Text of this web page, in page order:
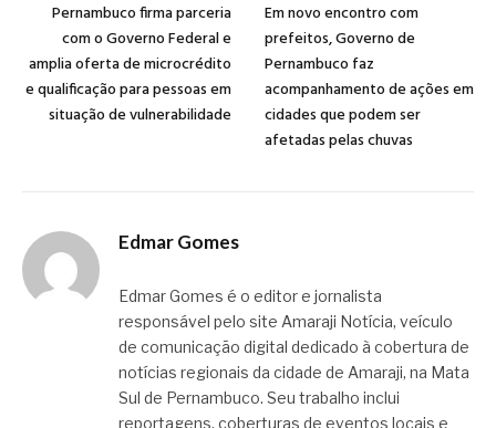
Pernambuco firma parceria
com o Governo Federal e
amplia oferta de microcrédito
e qualificação para pessoas em
situação de vulnerabilidade
Em novo encontro com
prefeitos, Governo de
Pernambuco faz
acompanhamento de ações em
cidades que podem ser
afetadas pelas chuvas
Edmar Gomes
Edmar Gomes é o editor e jornalista
responsável pelo site Amaraji Notícia, veículo
de comunicação digital dedicado à cobertura de
notícias regionais da cidade de Amaraji, na Mata
Sul de Pernambuco. Seu trabalho inclui
reportagens, coberturas de eventos locais e